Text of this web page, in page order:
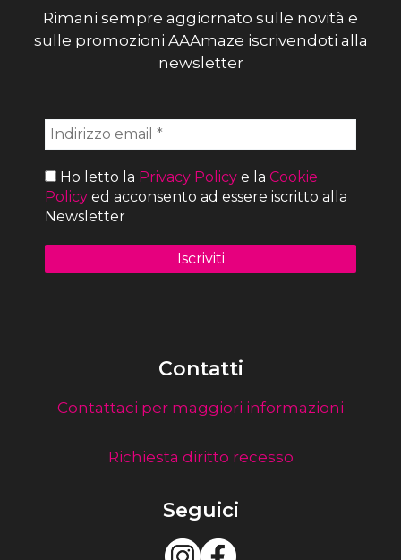
Rimani sempre aggiornato sulle novità e
sulle promozioni AAAmaze iscrivendoti alla
newsletter
Ho letto la Privacy Policy e la Cookie
Policy ed acconsento ad essere iscritto alla
Newsletter
Contatti
Contattaci per maggiori informazioni
Richiesta diritto recesso
Seguici